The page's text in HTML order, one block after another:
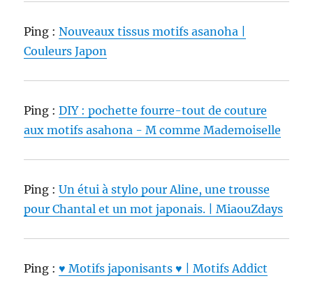
Ping :Nouveaux tissus motifs asanoha |
Couleurs Japon
Ping :DIY : pochette fourre-tout de couture
aux motifs asahona - M comme Mademoiselle
Ping :Un étui à stylo pour Aline, une trousse
pour Chantal et un mot japonais. | MiaouZdays
Ping :♥ Motifs japonisants ♥ | Motifs Addict